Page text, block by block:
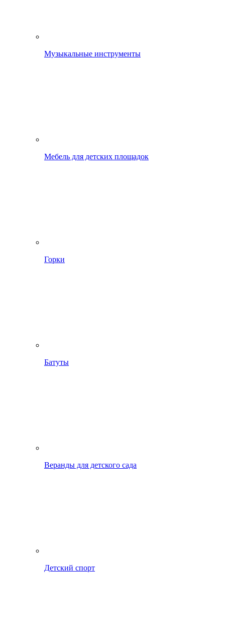
Музыкальные инструменты
Мебель для детских площадок
Горки
Батуты
Веранды для детского сада
Детский спорт